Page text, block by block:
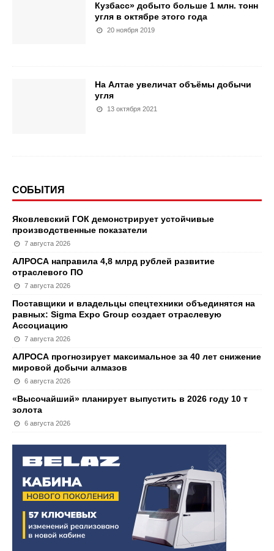
Кузбасс» добыто больше 1 млн. тонн
угля в октябре этого года
20 ноября 2019
На Алтае увеличат объёмы добычи
угля
13 октября 2021
СОБЫТИЯ
Яковлевский ГОК демонстрирует устойчивые
производственные показатели
7 августа 2026
АЛРОСА направила 4,8 млрд рублей развитие
отраслевого ПО
7 августа 2026
Поставщики и владельцы спецтехники объединятся на
равных: Sigma Expo Group создает отраслевую
Ассоциацию
7 августа 2026
АЛРОСА прогнозирует максимальное за 40 лет снижение
мировой добычи алмазов
6 августа 2026
«Высочайший» планирует выпустить в 2026 году 10 т
золота
6 августа 2026